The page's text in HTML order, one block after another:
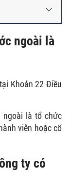
ngoài là
Khoản 22 Điều
ngoài là tổ chức
viên hoặc cổ
ty có